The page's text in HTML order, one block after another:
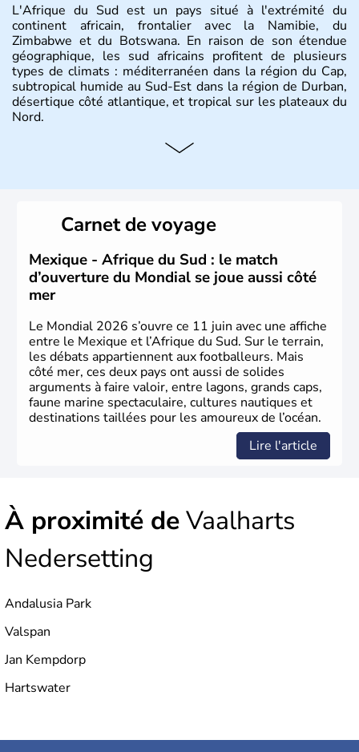
L'Afrique du Sud est un pays situé à l'extrémité du
continent africain, frontalier avec la Namibie, du
Zimbabwe et du Botswana. En raison de son étendue
géographique, les sud africains profitent de plusieurs
types de climats : méditerranéen dans la région du Cap,
subtropical humide au Sud-Est dans la région de Durban,
désertique côté atlantique, et tropical sur les plateaux du
Nord.
Histoire et administration
Mandela. Sa capitale administrative est aujourd'hui
Pretoria. L'Afrique du Sud est riche en ressources
minières, notamment avec l'or et le charbon.
Carnet de voyage
Mexique - Afrique du Sud : le match
d’ouverture du Mondial se joue aussi côté
mer
Le Mondial 2026 s’ouvre ce 11 juin avec une affiche
entre le Mexique et l’Afrique du Sud. Sur le terrain,
les débats appartiennent aux footballeurs. Mais
côté mer, ces deux pays ont aussi de solides
arguments à faire valoir, entre lagons, grands caps,
faune marine spectaculaire, cultures nautiques et
destinations taillées pour les amoureux de l’océan.
Lire l'article
À proximité deVaalharts
Nedersetting
Andalusia Park
Valspan
Jan Kempdorp
Hartswater